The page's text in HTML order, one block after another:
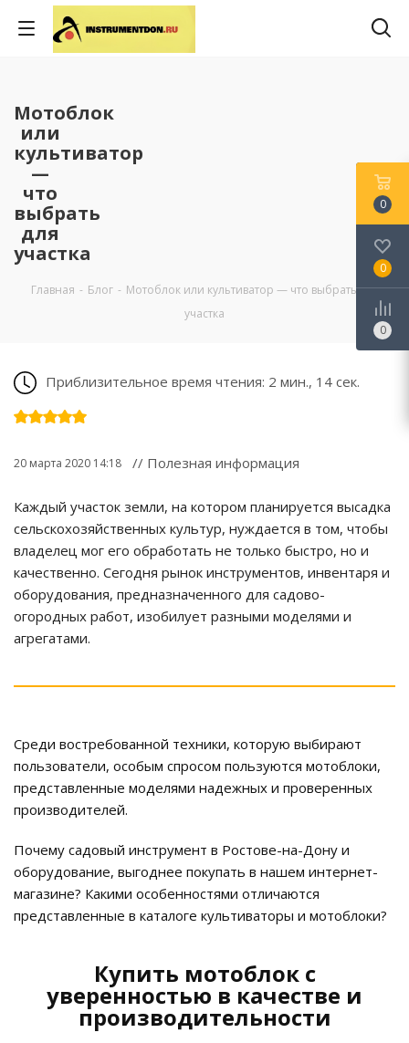
Мотоблок
или
культиватор
—
что
выбрать
для
участка
Главная - Блог - Мотоблок или культиватор — что выбрать для
участка
Приблизительное время чтения: 2 мин., 14 сек.
20 марта 2020 14:18 // Полезная информация
Каждый участок земли, на котором планируется высадка
сельскохозяйственных культур, нуждается в том, чтобы
владелец мог его обработать не только быстро, но и
качественно. Сегодня рынок инструментов, инвентаря и
оборудования, предназначенного для садово-
огородных работ, изобилует разными моделями и
агрегатами.
Среди востребованной техники, которую выбирают
пользователи, особым спросом пользуются мотоблоки,
представленные моделями надежных и проверенных
производителей.
Почему садовый инструмент в Ростове-на-Дону и
оборудование, выгоднее покупать в нашем интернет-
магазине? Какими особенностями отличаются
представленные в каталоге культиваторы и мотоблоки?
Купить мотоблок с
уверенностью в качестве и
производительности
0
0
0